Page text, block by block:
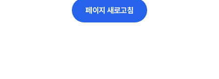
페이지 새로고침